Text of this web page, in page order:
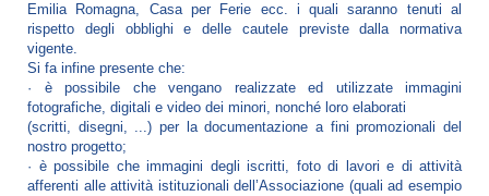
Emilia Romagna, Casa per Ferie ecc. i quali saranno tenuti al
rispetto degli obblighi e delle cautele previste dalla normativa
vigente.
Si fa infine presente che:
· è possibile che vengano realizzate ed utilizzate immagini
fotografiche, digitali e video dei minori, nonché loro elaborati
(scritti, disegni, ...) per la documentazione a fini promozionali del
nostro progetto;
· è possibile che immagini degli iscritti, foto di lavori e di attività
afferenti alle attività istituzionali dell’Associazione (quali ad esempio